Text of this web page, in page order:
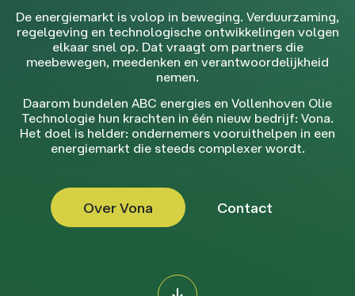
De energiemarkt is volop in beweging. Verduurzaming,
regelgeving en technologische ontwikkelingen volgen
elkaar snel op. Dat vraagt om partners die
meebewegen, meedenken en verantwoordelijkheid
nemen.
Daarom bundelen ABC energies en Vollenhoven Olie
Technologie hun krachten in één nieuw bedrijf: Vona.
Het doel is helder: ondernemers vooruithelpen in een
energiemarkt die steeds complexer wordt.
Over Vona Contact